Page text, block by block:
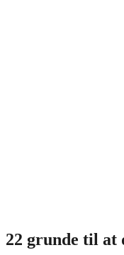
22 grunde til at